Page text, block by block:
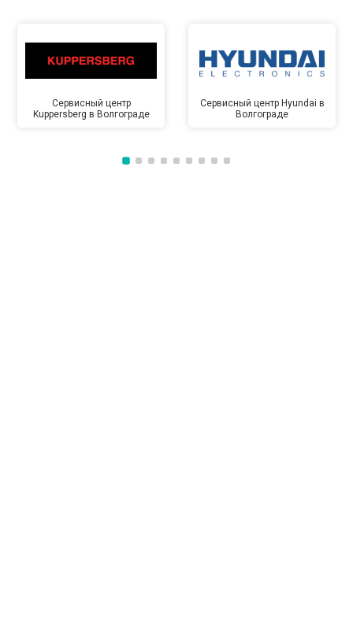
Сервисный центр
Kuppersberg в Волгограде
Сервисный центр Hyundai в
Волгограде